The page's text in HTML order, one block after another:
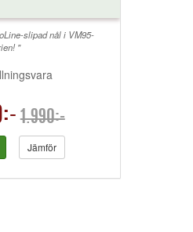
mellan register.
slipad nål i VM95-
"
1.990:-
Jämför